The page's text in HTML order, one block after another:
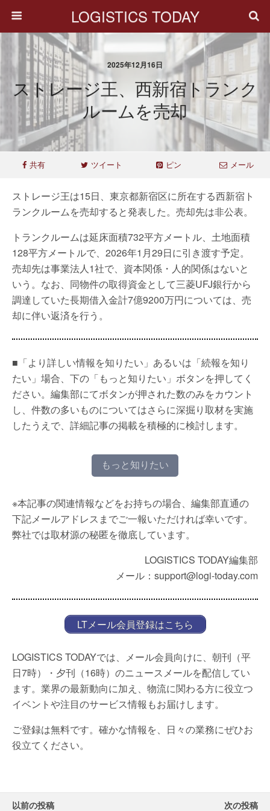
LOGISTICS TODAY
2025年12月16日
ストレージ王、西新宿トランク
ルームを売却
共有 ツイート ピン メール
ストレージ王は15日、東京都新宿区に所在する西新宿ト
ランクルームを売却すると発表した。売却先は非公表。
トランクルームは延床面積732平方メートル、土地面積
128平方メートルで、2026年1月29日に引き渡す予定。
売却先は事業法人1社で、資本関係・人的関係はないと
いう。なお、同物件の取得資金として三菱UFJ銀行から
調達していた長期借入金計7億9200万円については、売
却に伴い返済を行う。
■「より詳しい情報を知りたい」あるいは「続報を知り
たい」場合、下の「もっと知りたい」ボタンを押してく
ださい。編集部にてボタンが押された数のみをカウント
し、件数の多いものについてはさらに深掘り取材を実施
したうえで、詳細記事の掲載を積極的に検討します。
もっと知りたい
※本記事の関連情報などをお持ちの場合、編集部直通の
下記メールアドレスまでご一報いただければ幸いです。
弊社では取材源の秘匿を徹底しています。
LOGISTICS TODAY編集部
メール：support@logi-today.com
LTメール会員登録はこちら
LOGISTICS TODAYでは、メール会員向けに、朝刊（平
日7時）・夕刊（16時）のニュースメールを配信してい
ます。業界の最新動向に加え、物流に関わる方に役立つ
イベントや注目のサービス情報もお届けします。
ご登録は無料です。確かな情報を、日々の業務にぜひお
役立てください。
以前の投稿 次の投稿